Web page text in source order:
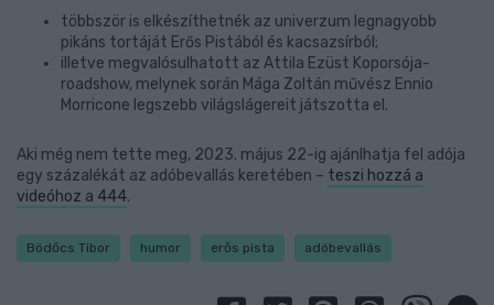
többször is elkészíthetnék az univerzum legnagyobb
pikáns tortáját Erős Pistából és kacsazsírból;
illetve megvalósulhatott az Attila Ezüst Koporsója-
roadshow, melynek során Mága Zoltán művész Ennio
Morricone legszebb világslágereit játszotta el.
Aki még nem tette meg, 2023. május 22-ig ajánlhatja fel adója
egy százalékát az adóbevallás keretében – teszi hozzá a
videóhoz a 444.
Bödőcs Tibor humor erős pista adóbevallás